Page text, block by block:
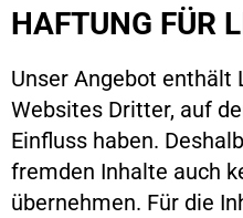
HAFTUNG FÜR
Unser Angebot enthält
Websites Dritter, auf
Einfluss haben.
fremden Inhalte auch
übernehmen. Für die